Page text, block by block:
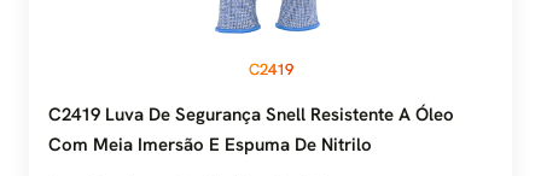
C2419
C2419 Luva De Segurança Snell Resistente A Óleo
Com Meia Imersão E Espuma De Nitrilo